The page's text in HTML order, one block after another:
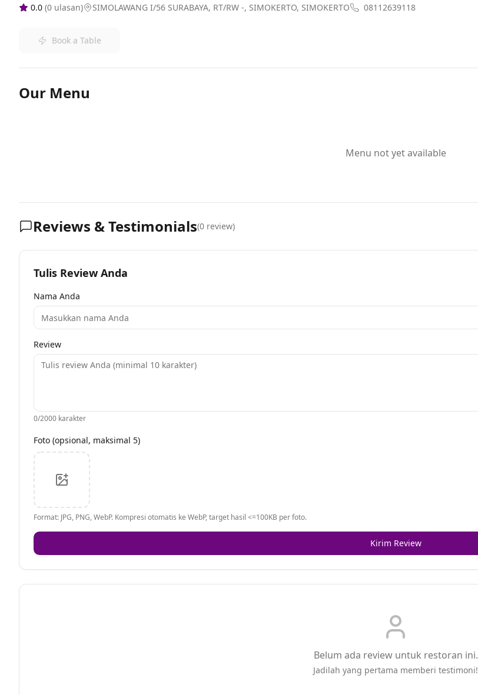
0.0 (0 ulasan) SIMOLAWANG I/56 SURABAYA, RT/RW -, SIMOKERTO, SIMOKERTO 08112639118
Book a Table
Our Menu
Menu not yet available
Reviews & Testimonials(0 review)
Tulis Review Anda
Nama Anda
Review
0/2000 karakter
Foto (opsional, maksimal 5)
Format: JPG, PNG, WebP. Kompresi otomatis ke WebP, target hasil <=100KB per foto.
Kirim Review
Belum ada review untuk restoran ini.
Jadilah yang pertama memberi testimoni!